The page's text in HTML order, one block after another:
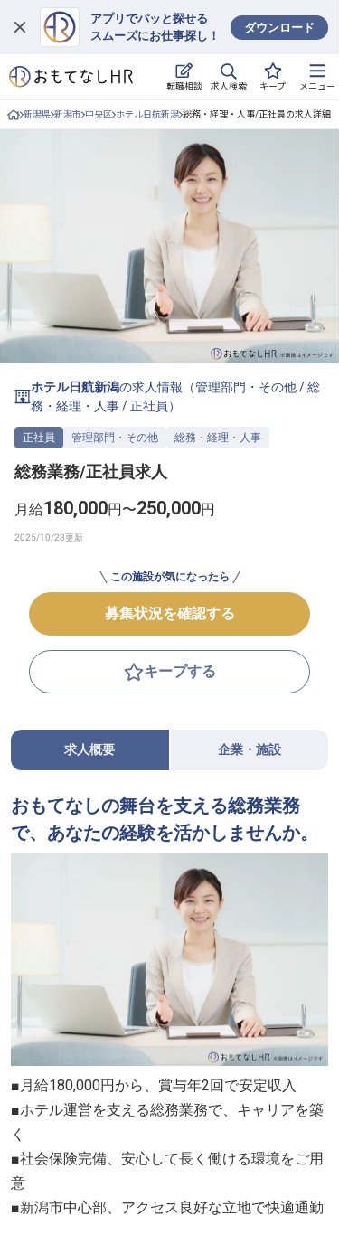
アプリでパッと探せる
スムーズにお仕事探し！
ダウンロード
転職相談 求人検索 キープ メニュー
ログイン
求人・施設を探す
就職・転職 合同説明会
ご利用の流れ
よくある質問
ホテル・宿泊業界情報コラム
無料 転職サポートに申し込む
採用をお考えの企業様へ
新潟県 新潟市 中央区 ホテル日航新潟 総務・経理・人事/正社員の求人詳細
ホテル日航新潟の求人情報（管理部門・その他/総
務・経理・人事/正社員 ）
正社員 管理部門・その他 総務・経理・人事
総務業務/正社員求人
月給180,000円〜250,000円
この施設が気になったら
募集状況を確認する
キープする
求人概要 企業・施設
おもてなしの舞台を支える総務業務
で、あなたの経験を活かしませんか。
■月給180,000円から、賞与年2回で安定収入
■ホテル運営を支える総務業務で、キャリアを築
く
■社会保険完備、安心して長く働ける環境をご用
意
■新潟市中心部、アクセス良好な立地で快適通勤